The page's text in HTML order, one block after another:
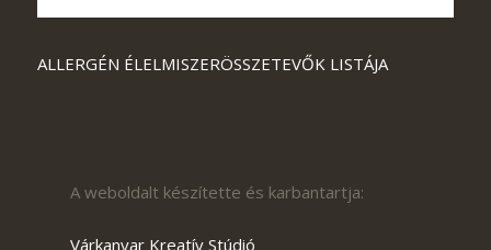
ALLERGÉN ÉLELMISZERÖSSZETEVŐK LISTÁJA
A weboldalt készítette és karbantartja:
Várkanyar Kreatív Stúdió